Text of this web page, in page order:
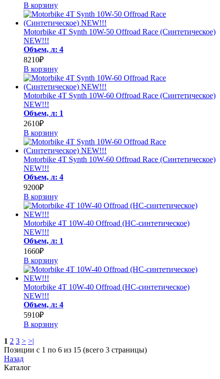
В корзину
Motorbike 4T Synth 10W-50 Offroad Race (Cинтетическое)
NEW!!!
Объем, л: 4
8210₽
В корзину
Motorbike 4T Synth 10W-60 Offroad Race (Cинтетическое)
NEW!!!
Объем, л: 1
2610₽
В корзину
Motorbike 4T Synth 10W-60 Offroad Race (Cинтетическое)
NEW!!!
Объем, л: 4
9200₽
В корзину
Motorbike 4T 10W-40 Offroad (HC-синтетическое)
NEW!!!
Объем, л: 1
1660₽
В корзину
Motorbike 4T 10W-40 Offroad (HC-синтетическое)
NEW!!!
Объем, л: 4
5910₽
В корзину
1 2 3 > >|
Позиции с 1 по 6 из 15 (всего 3 страницы)
Назад
Каталог